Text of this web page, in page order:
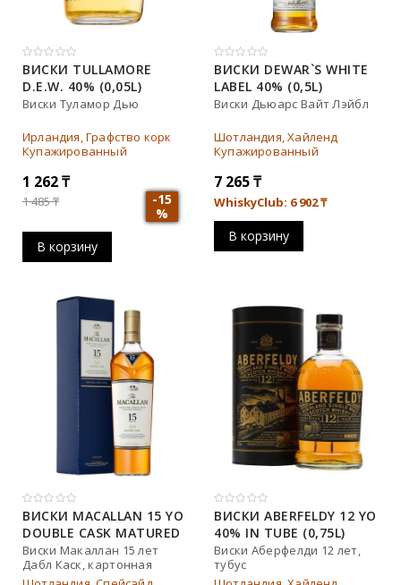
ВИСКИ TULLAMORE
D.E.W. 40% (0,05L)
Виски Туламор Дью
Ирландия, Графство корк
Купажированный
1 262₸
1 485₸
-15
%
В корзину
ВИСКИ DEWAR`S WHITE
LABEL 40% (0,5L)
Виски Дьюарс Вайт Лэйбл
Шотландия, Хайленд
Купажированный
7 265₸
WhiskyClub: 6 902₸
В корзину
ВИСКИ MACALLAN 15 YO
DOUBLE CASK MATURED
43% IN BOX (0,7L)
Виски Макаллан 15 лет
Дабл Каск, картонная
коробка
ВИСКИ ABERFELDY 12 YO
40% IN TUBE (0,75L)
Виски Аберфелди 12 лет,
тубус